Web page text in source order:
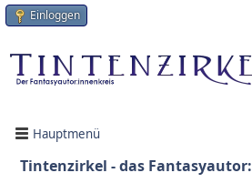
Einloggen
Hauptmenü
Tintenzirkel - das